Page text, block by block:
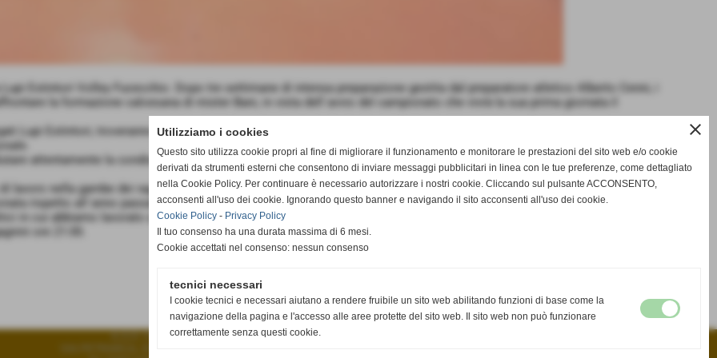
Estintori Volley Fucecchio. Dopo tre settimane di intensa preparazione gestita dal preparatore atletico Alberto Cenni, i
la formazione calcesana di mister Bani, in vista dell´avvio del campionato che vivrà la sua prima giornata il
Lupi Estintori, troveranno due care conoscenze, Montagnani e Verbeni, che insieme a Guemart e compagni saranno
attentamente la condizione generale di ogni singolo atleta ed anche l´amalgama creatosi in queste sole tre settimane
lavoro nella gambe dei ragazzi sono notevoli e proprio questa sera vedremo, fisicamente, a che punto sia ogni singolo
rispetto all´anno passato e proprio per questo ci piacerebbe, sia a me che a Nuti, vedere in campo già un bel po´ di
in cui abbiamo lavorato queste settimane".
ore 21:00.
A.S.D. VOLLEY FUCECCHIO
close
Utilizziamo i cookies
Questo sito utilizza cookie propri al fine di migliorare il funzionamento e monitorare le prestazioni del sito web e/o cookie
derivati da strumenti esterni che consentono di inviare messaggi pubblicitari in linea con le tue preferenze, come dettagliato
nella Cookie Policy. Per continuare è necessario autorizzare i nostri cookie. Cliccando sul pulsante ACCONSENTO,
acconsenti all'uso dei cookie. Ignorando questo banner e navigando il sito acconsenti all'uso dei cookie.
Cookie Policy - Privacy Policy
Il tuo consenso ha una durata massima di 6 mesi.
Cookie accettati nel consenso: nessun consenso
tecnici necessari
I cookie tecnici e necessari aiutano a rendere fruibile un sito web abilitando funzioni di base come la
navigazione della pagina e l'accesso alle aree protette del sito web. Il sito web non può funzionare
correttamente senza questi cookie.